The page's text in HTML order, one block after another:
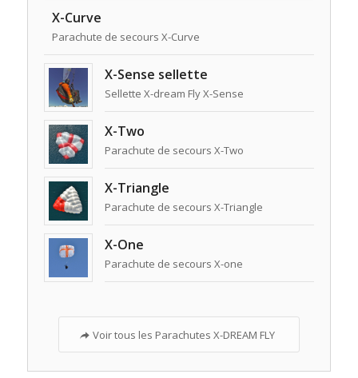
X-Curve
Parachute de secours X-Curve
X-Sense sellette
Sellette X-dream Fly X-Sense
X-Two
Parachute de secours X-Two
X-Triangle
Parachute de secours X-Triangle
X-One
Parachute de secours X-one
Voir tous les Parachutes X-DREAM FLY